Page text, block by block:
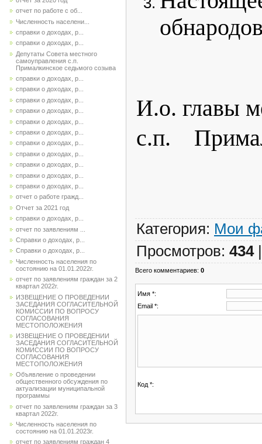
отчет по работе с об...
Численность населени...
справки о доходах, р...
справки о доходах, р...
Депутаты Совета местного
самоуправления с.п.
Прималкинское седьмого созыва
справки о доходах, р...
справки о доходах, р...
справки о доходах, р...
справки о доходах, р...
справки о доходах, р...
справки о доходах, р...
справки о доходах, р...
справки о доходах, р...
справки о доходах, р...
справки о доходах, р...
справки о доходах, р...
отчет о работе гражд...
Отчет за 2021 год
справки о доходах, р...
отчет по заявлениям ...
Справки о доходах, р...
Справки о доходах, р...
Численность населения по
состоянию на 01.01.2022г.
отчет по заявлениям граждан за 2
квартал 2022г.
ИЗВЕЩЕНИЕ О ПРОВЕДЕНИИ
ЗАСЕДАНИЯ СОГЛАСИТЕЛЬНОЙ
КОМИССИИ ПО ВОПРОСУ
СОГЛАСОВАНИЯ
МЕСТОПОЛОЖЕНИЯ
ИЗВЕЩЕНИЕ О ПРОВЕДЕНИИ
ЗАСЕДАНИЯ СОГЛАСИТЕЛЬНОЙ
КОМИССИИ ПО ВОПРОСУ
СОГЛАСОВАНИЯ
МЕСТОПОЛОЖЕНИЯ
Объявление о проведении
общественного обсуждения по
актуализации муниципальной
программы
отчет по заявлениям граждан за 3
квартал 2022г.
Численность населения по
состоянию на 01.01.2023г.
отчет по заявлениям граждан 4
И.о. главы
с.п.
Категория: Мои
Просмотров: 434
Всего комментариев: 0
Имя *:
Email *:
Код *: